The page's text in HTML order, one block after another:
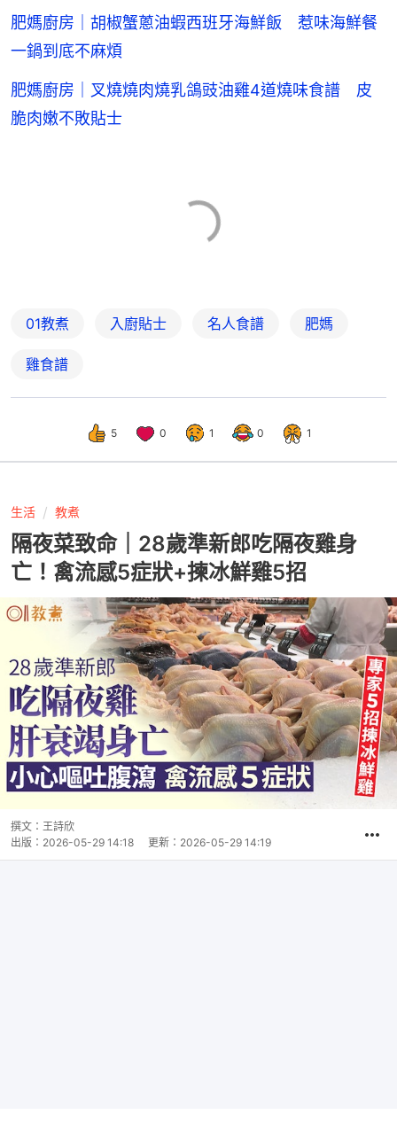
肥媽廚房｜胡椒蟹蔥油蝦西班牙海鮮飯 惹味海鮮餐
一鍋到底不麻煩
肥媽廚房｜叉燒燒肉燒乳鴿豉油雞4道燒味食譜 皮
脆肉嫩不敗貼士
01教煮 入廚貼士 名人食譜 肥媽
雞食譜
5 0 1 0 1
生活 教煮
隔夜菜致命｜28歲準新郎吃隔夜雞身
亡！禽流感5症狀+揀冰鮮雞5招
撰文： 王詩欣
出版： 2026-05-29 14:18 更新： 2026-05-29 14:19